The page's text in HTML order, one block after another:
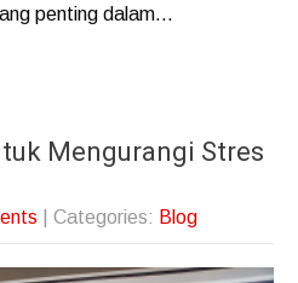
penting dalam...
Mengurangi Stres
| Categories: Blog